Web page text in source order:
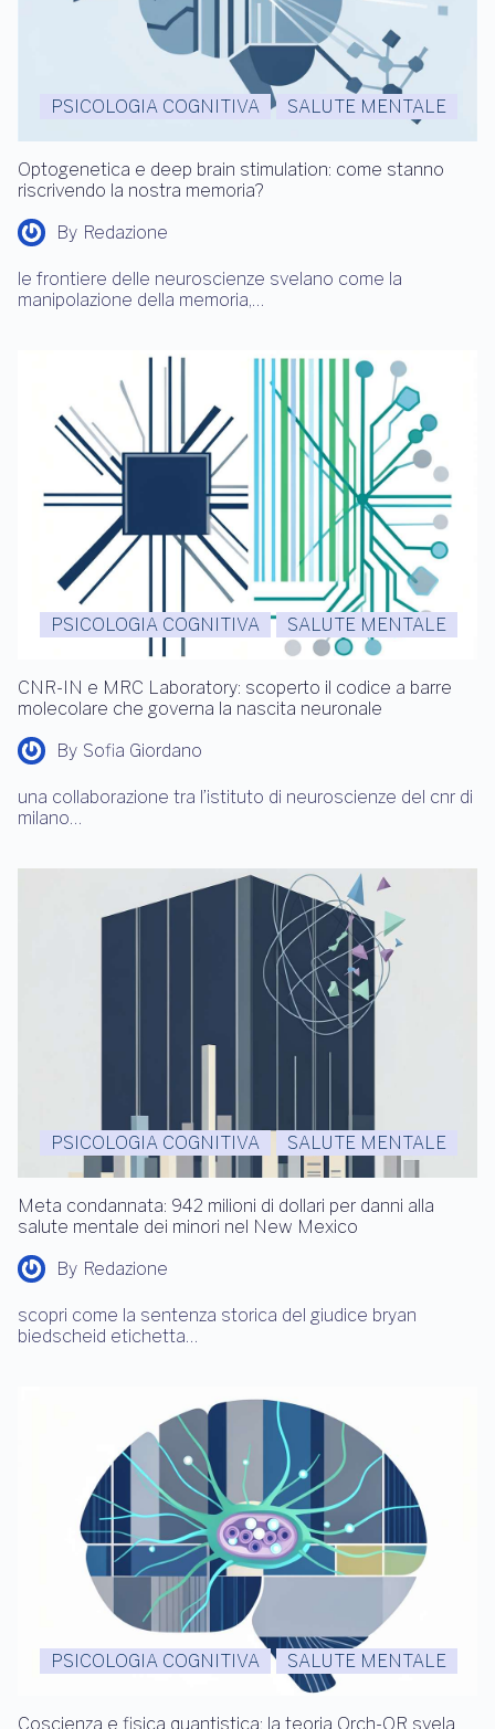
PSICOLOGIA COGNITIVA SALUTE MENTALE
Optogenetica e deep brain stimulation: come stanno
riscrivendo la nostra memoria?
By Redazione
le frontiere delle neuroscienze svelano come la
manipolazione della memoria,…
PSICOLOGIA COGNITIVA SALUTE MENTALE
CNR-IN e MRC Laboratory: scoperto il codice a barre
molecolare che governa la nascita neuronale
By Sofia Giordano
una collaborazione tra l’istituto di neuroscienze del cnr di
milano…
PSICOLOGIA COGNITIVA SALUTE MENTALE
Meta condannata: 942 milioni di dollari per danni alla
salute mentale dei minori nel New Mexico
By Redazione
scopri come la sentenza storica del giudice bryan
biedscheid etichetta…
PSICOLOGIA COGNITIVA SALUTE MENTALE
Coscienza e fisica quantistica: la teoria Orch-OR svela